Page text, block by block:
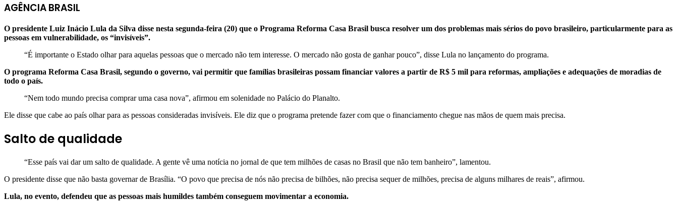
AGÊNCIA BRASIL
O presidente Luiz Inácio Lula da Silva disse nesta segunda-feira (20) que o Programa Reforma Casa Brasil busca resolver um dos problemas mais sérios do povo brasileiro, particularmente para as
pessoas em vulnerabilidade, os “invisíveis”.
“É importante o Estado olhar para aquelas pessoas que o mercado não tem interesse. O mercado não gosta de ganhar pouco”, disse Lula no lançamento do programa.
O programa Reforma Casa Brasil, segundo o governo, vai permitir que famílias brasileiras possam financiar valores a partir de R$ 5 mil para reformas, ampliações e adequações de moradias de
todo o país.
“Nem todo mundo precisa comprar uma casa nova”, afirmou em solenidade no Palácio do Planalto.
Ele disse que cabe ao país olhar para as pessoas consideradas invisíveis. Ele diz que o programa pretende fazer com que o financiamento chegue nas mãos de quem mais precisa.
Salto de qualidade
“Esse país vai dar um salto de qualidade. A gente vê uma notícia no jornal de que tem milhões de casas no Brasil que não tem banheiro”, lamentou.
O presidente disse que não basta governar de Brasília. “O povo que precisa de nós não precisa de bilhões, não precisa sequer de milhões, precisa de alguns milhares de reais”, afirmou.
Lula, no evento, defendeu que as pessoas mais humildes também conseguem movimentar a economia.